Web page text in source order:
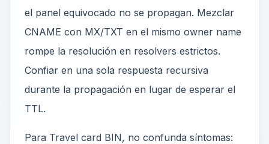
el panel equivocado no se propagan. Mezclar
CNAME con MX/TXT en el mismo owner name
rompe la resolución en resolvers estrictos.
Confiar en una sola respuesta recursiva
durante la propagación en lugar de esperar el
TTL.
Para Travel card BIN, no confunda síntomas: